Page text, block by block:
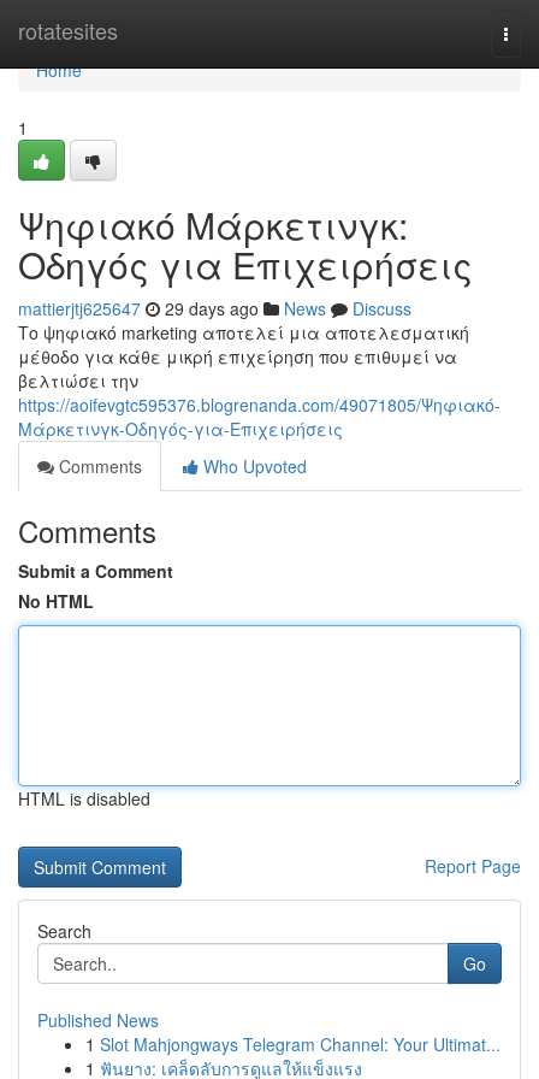
rotatesites
Home
Home
1
Ψηφιακό Μάρκετινγκ:
Οδηγός για Επιχειρήσεις
mattierjtj625647 29 days ago News
Discuss
Το ψηφιακό marketing αποτελεί μια αποτελεσματική
μέθοδο για κάθε μικρή επιχείρηση που επιθυμεί να
βελτιώσει την
https://aoifevgtc595376.blogrenanda.com/49071805/Ψηφιακό-
Μάρκετινγκ-Οδηγός-για-Επιχειρήσεις
Comments
Who Upvoted
Comments
Submit a Comment
No HTML
HTML is disabled
Report Page
Search
Go
Published News
1 Slot Mahjongways Telegram Channel: Your Ultimat...
1 ฟันยาง: เคล็ดลับการดูแลให้แข็งแรง